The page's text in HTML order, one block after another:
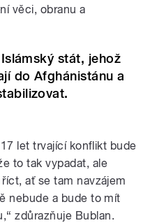
věci, obranu a
stát, jehož
do Afghánistánu a
let trvající konflikt bude
to tak vypadat, ale
ať se tam navzájem
nebude a bude to mít
zdůrazňuje Bublan.